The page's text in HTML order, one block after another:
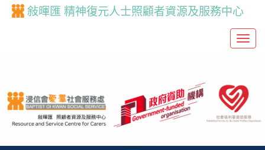
敍暉匯 精神復元人士照顧者資源及服務中心
T
e
n
v